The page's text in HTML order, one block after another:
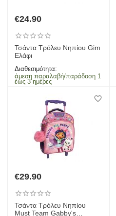
€24.90
Τσάντα Τρόλευ Νηπίου Gim
Ελάφι
Διαθεσιμότητα:
άμεση παραλαβή/παράδοση 1
έως 3 ημέρες
€29.90
Τσάντα Τρόλευ Νηπίου
Must Team Gabby's